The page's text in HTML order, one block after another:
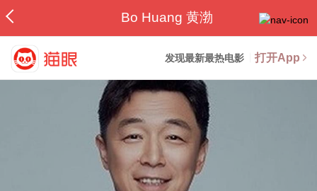
Bo Huang 黄渤
发现最新最热电影 打开App